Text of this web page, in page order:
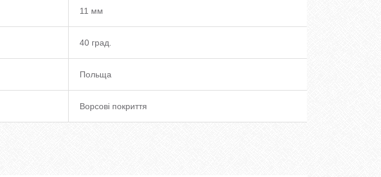
11 мм
40 град.
Польща
Ворсові покриття